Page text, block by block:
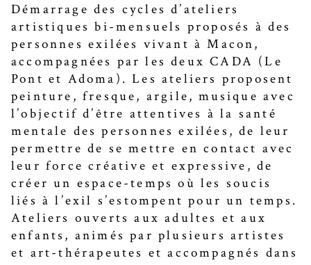
Démarrage des cycles d’ateliers
artistiques bi-mensuels proposés à des
personnes exilées vivant à Macon,
accompagnées par les deux CADA (Le
Pont et Adoma). Les ateliers proposent
peinture, fresque, argile, musique avec
l’objectif d’être attentives à la santé
mentale des personnes exilées, de leur
permettre de se mettre en contact avec
leur force créative et expressive, de
créer un espace-temps où les soucis
liés à l’exil s’estompent pour un temps.
Ateliers ouverts aux adultes et aux
enfants, animés par plusieurs artistes
et art-thérapeutes et accompagnés dans